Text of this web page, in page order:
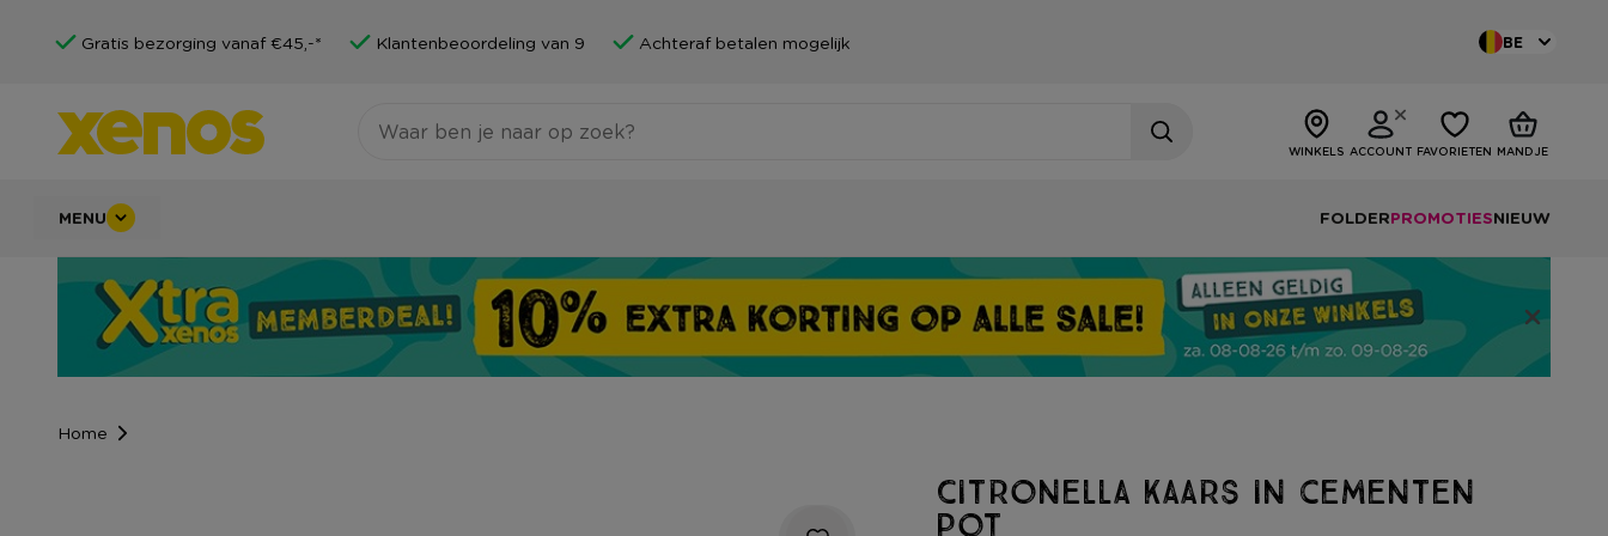
Gratis bezorging vanaf €45,-* Klantenbeoordeling van 9 Achteraf betalen mogelijk BE
WINKELS ACCOUNT FAVORIETEN MANDJE
MENU FOLDERPROMOTIESNIEUW
Home
Citronella kaars in cementen
pot